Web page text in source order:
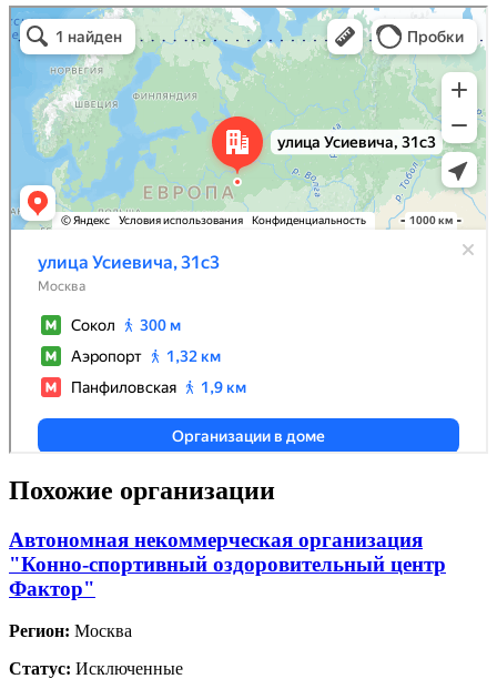
Похожие организации
Автономная некоммерческая организация
"Конно-спортивный оздоровительный центр
Фактор"
Регион: Москва
Статус: Исключенные